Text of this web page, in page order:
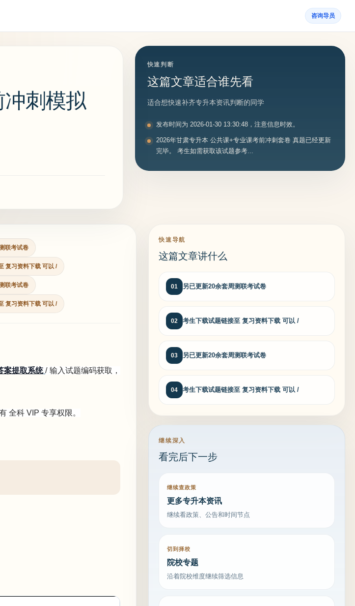
咨询导员
冲刺模拟
快速判断
这篇文章适合谁先看
适合想快速补齐专升本资讯判断的同学
发布时间为 2026-01-30 13:30:48，注意信息时效。
2026年甘肃专升本 公共课+专业课考前冲刺套卷 真题已经更新
完毕。 考生如需获取该试题参考...
联考试卷
复习资料下载 可以 /
联考试卷
复习资料下载 可以 /
案提取系统 / 输入试题编码获取，
全科 VIP 专享权限。
快速导航
这篇文章讲什么
01 另已更新20余套周测联考试卷
02 考生下载试题链接至 复习资料下载 可以 /
03 另已更新20余套周测联考试卷
04 考生下载试题链接至 复习资料下载 可以 /
继续深入
看完后下一步
继续查政策
更多专升本资讯
继续看政策、公告和时间节点
切到择校
院校专题
沿着院校维度继续筛选信息